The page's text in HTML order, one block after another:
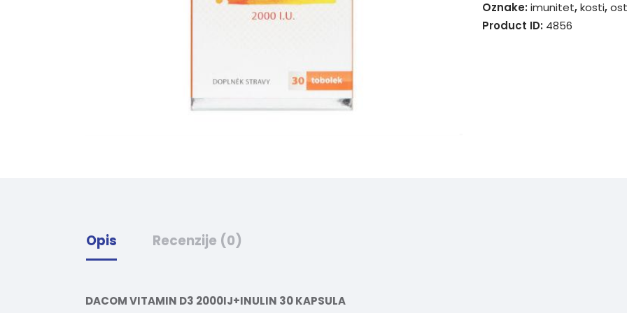
Oznake:imunitet,kosti,
Product ID: 4856
Opis Recenzije (0)
DACOM VITAMIN D3 2000IJ+INULIN 30 KAPSULA